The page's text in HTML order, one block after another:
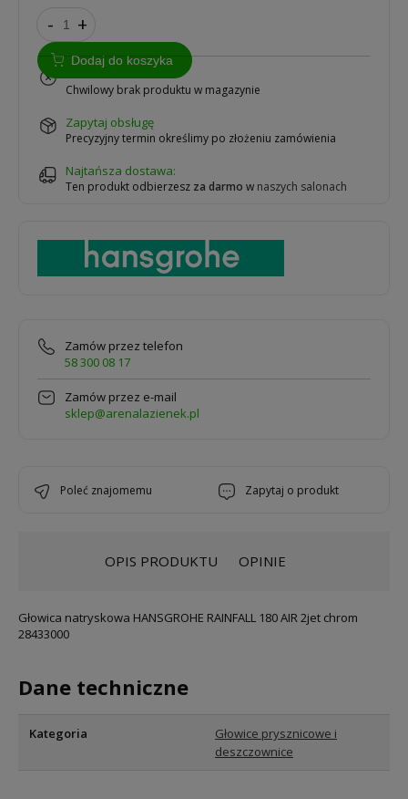
- +
Dodaj do koszyka
Chwilowy brak produktu w magazynie
zapytaj obsługę
Precyzyjny termin określimy po złożeniu zamówienia
Najtańsza dostawa:
Ten produkt odbierzesz za darmo w naszych salonach
Zamów przez telefon
58 300 08 17
Zamów przez e-mail
sklep@arenalazienek.pl
poleć znajomemu zapytaj o produkt
OPIS PRODUKTU OPINIE
Głowica natryskowa HANSGROHE RAINFALL 180 AIR 2jet chrom
28433000
Dane techniczne
Kategoria
Głowice prysznicowe i
deszczownice